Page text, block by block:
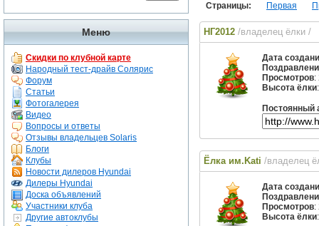
Меню
Скидки по клубной карте
Народный тест-драйв Солярис
Форум
Статьи
Фотогалерея
Видео
Вопросы и ответы
Отзывы владельцев Solaris
Блоги
Клубы
Новости дилеров Hyundai
Дилеры Hyundai
Доска объявлений
Участники клуба
Другие автоклубы
Страницы:
Первая
НГ2012 /владелец ёлки /
Дата
Просмотров:
Высота ёлки
Постоянный
Ёлка им.Kati /владелец
Дата
Просмотров:
Высота ёлки